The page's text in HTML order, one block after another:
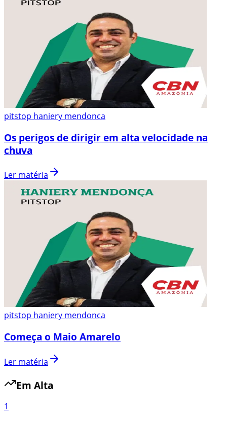
pitstop haniery mendonca
Os perigos de dirigir em alta velocidade na
chuva
Ler matéria
pitstop haniery mendonca
Começa o Maio Amarelo
Ler matéria
Em Alta
1